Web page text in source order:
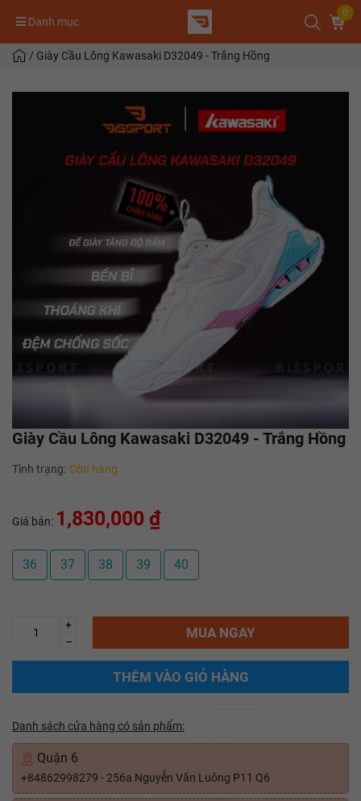
Danh mục
0
/ Giày Cầu Lông Kawasaki D32049 - Trắng Hồng
Giày Cầu Lông Kawasaki D32049 - Trắng Hồng
Tình trạng: Còn hàng
Giá bán: 1,830,000 ₫
36 37 38 39 40
+
–
MUA NGAY
THÊM VÀO GIỎ HÀNG
Danh sách cửa hàng có sản phẩm:
Quận 6
+84862998279 - 256a Nguyễn Văn Luông P11 Q6